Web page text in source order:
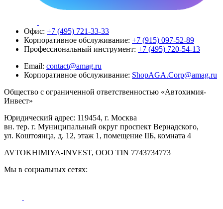
Офис: +7 (495) 721-33-33
Корпоративное обслуживание: +7 (915) 097-52-89
Профессиональный инструмент: +7 (495) 720-54-13
Email: contact@amag.ru
Корпоративное обслуживание: ShopAGA.Corp@amag.ru
Общество с ограниченной ответственностью «Автохимия-
Инвест»
Юридический адрес: 119454, г. Москва
вн. тер. г. Муниципальный округ проспект Вернадского,
ул. Коштоянца, д. 12, этаж 1, помещение IIБ, комната 4
AVTOKHIMIYA-INVEST, OOO TIN 7743734773
Мы в социальных сетях: